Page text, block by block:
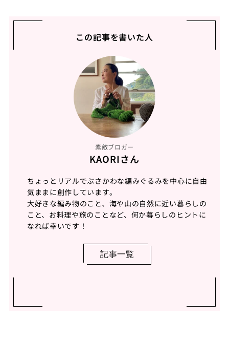
この記事を書いた人
素敵ブロガー
KAORIさん
ちょっとリアルでぶさかわな編みぐるみを中心に自由
気ままに創作しています。
大好きな編み物のこと、海や山の自然に近い暮らしの
こと、お料理や旅のことなど、何か暮らしのヒントに
なれば幸いです！
記事一覧